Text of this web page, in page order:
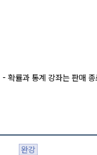
확률과 통계 강좌는 판매 종
완강